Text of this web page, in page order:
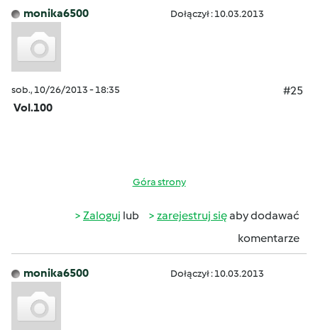
monika6500 Dołączył : 10.03.2013
sob., 10/26/2013 - 18:35
#25
Vol.100
Góra strony
Zaloguj lub zarejestruj sięaby dodawać
komentarze
monika6500 Dołączył : 10.03.2013